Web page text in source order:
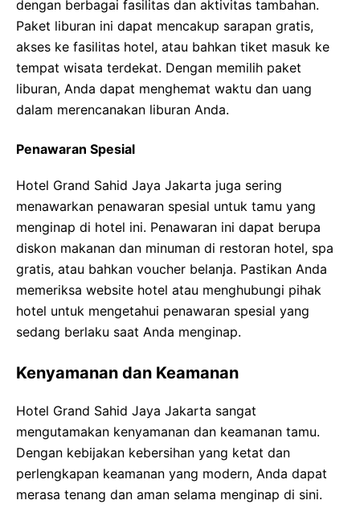
dengan berbagai fasilitas dan aktivitas tambahan.
Paket liburan ini dapat mencakup sarapan gratis,
akses ke fasilitas hotel, atau bahkan tiket masuk ke
tempat wisata terdekat. Dengan memilih paket
liburan, Anda dapat menghemat waktu dan uang
dalam merencanakan liburan Anda.
Penawaran Spesial
Hotel Grand Sahid Jaya Jakarta juga sering
menawarkan penawaran spesial untuk tamu yang
menginap di hotel ini. Penawaran ini dapat berupa
diskon makanan dan minuman di restoran hotel, spa
gratis, atau bahkan voucher belanja. Pastikan Anda
memeriksa website hotel atau menghubungi pihak
hotel untuk mengetahui penawaran spesial yang
sedang berlaku saat Anda menginap.
Kenyamanan dan Keamanan
Hotel Grand Sahid Jaya Jakarta sangat
mengutamakan kenyamanan dan keamanan tamu.
Dengan kebijakan kebersihan yang ketat dan
perlengkapan keamanan yang modern, Anda dapat
merasa tenang dan aman selama menginap di sini.